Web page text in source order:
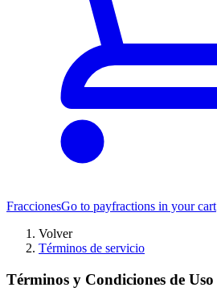
FraccionesGo to payfractions in your cart
Volver
Términos de servicio
Términos y Condiciones de Uso